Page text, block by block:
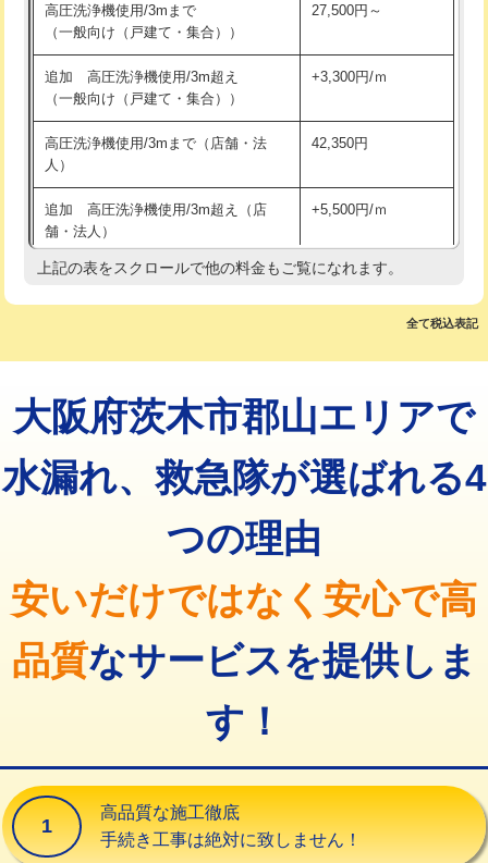
廃棄・処分 現場見積
※給水管工事は20mmまでの価格です。
持込商品取付（混合水栓）
持込商品取付（浄水器・分岐水栓） 16,500円
業）
排水管工事（追加 排水管工事/3ｍ超
え）
マス交換（土の掘削・埋め戻し作業） 11,000円~
マス交換（深さ50㎝以上） 66,000円
コンクリート斫り（厚さ10㎝超え） 38,500円
モルタル補修（厚さ10㎝まで） 27,500円
38,500円
追加人工 16,500円
廃棄・処分 現場見積
高圧洗浄機使用/3mまで
（一般向け（戸建て・集合））
27,500円～
追加 高圧洗浄機使用/3m超え
（一般向け（戸建て・集合））
+3,300円/ｍ
高圧洗浄機使用/3mまで（店舗・法
人）
42,350円
追加 高圧洗浄機使用/3m超え（店
舗・法人）
+5,500円/ｍ
高度高圧洗浄換 現地調査
トーラー機使用/3mまで 33,000円
追加トーラー機使用/3m超え +3,300円
桝清掃 8,800円
止水・漏水調査・防水処理・清掃・修
11,000円
止水・漏水調査・防水処理・清掃・修
22,000円
止水・漏水調査・防水処理・清掃・修
33,000円
交換・取付（タンク） 22,000円+材料費
交換・取付(単水栓（壁付・デッキ
式）)
13,200円+材料費
上記の表をスクロールで他の料金もご覧になれます。
全て税込表記
大阪府茨木市郡山エリアで
水漏れ、救急隊が選ばれる4
つの理由
安いだけではなく安心で高
品質なサービスを提供しま
す！
1
高品質な施工徹底
手続き工事は絶対に致しません！